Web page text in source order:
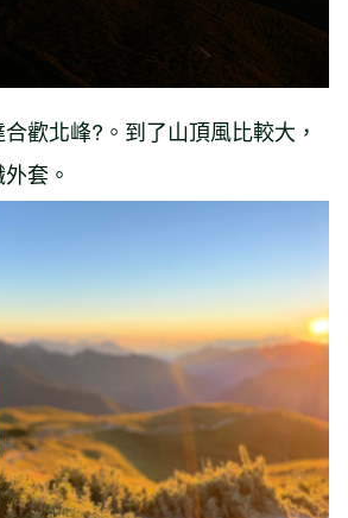
歡北峰?。到了山頂風比較大，
套。